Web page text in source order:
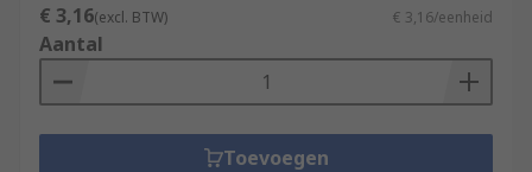
€ 3,16(excl. BTW) € 3,16/eenheid
Aantal
Toevoegen